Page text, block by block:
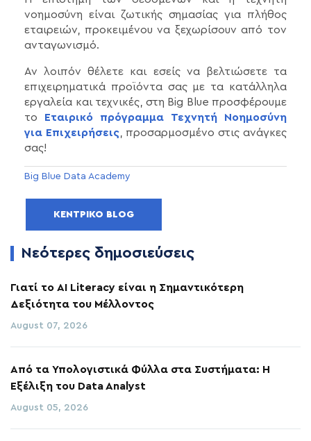
νοημοσύνη είναι ζωτικής σημασίας για πλήθος
εταιρειών, προκειμένου να ξεχωρίσουν από τον
ανταγωνισμό.
Αν λοιπόν θέλετε και εσείς να βελτιώσετε τα
επιχειρηματικά προϊόντα σας με τα κατάλληλα
εργαλεία και τεχνικές, στη Big Blue προσφέρουμε
το Εταιρικό πρόγραμμα Τεχνητή Νοημοσύνη
για Επιχειρήσεις , προσαρμοσμένο στις ανάγκες
σας!
Big Blue Data Academy
ΚΕΝΤΡΙΚΌ BLOG
Νεότερες δημοσιεύσεις
Γιατί το AI Literacy είναι η Σημαντικότερη
Δεξιότητα του Μέλλοντος
August 07, 2026
Από τα Υπολογιστικά Φύλλα στα Συστήματα: Η
Εξέλιξη του Data Analyst
August 05, 2026